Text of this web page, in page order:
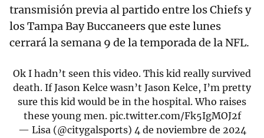
transmisión previa al partido entre los Chiefs y
los Tampa Bay Buccaneers que este lunes
cerrará la semana 9 de la temporada de la NFL.
Ok I hadn’t seen this video. This kid really survived
death. If Jason Kelce wasn’t Jason Kelce, I’m pretty
sure this kid would be in the hospital. Who raises
these young men. pic.twitter.com/Fk5IgMOJ2f
— Lisa (@citygalsports) 4 de noviembre de 2024